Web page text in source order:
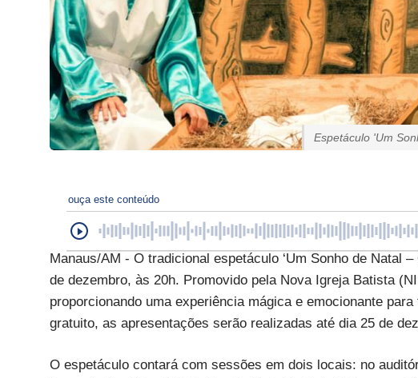
Espetáculo 'Um
ouça este conteúdo
Manaus/AM - O tradicional espetáculo ‘Um Sonho de Natal
de dezembro, às 20h. Promovido pela Nova Igreja Batista
proporcionando uma experiência mágica e emocionante
gratuito, as apresentações serão realizadas até dia 25 de
O espetáculo contará com sessões em dois locais: no